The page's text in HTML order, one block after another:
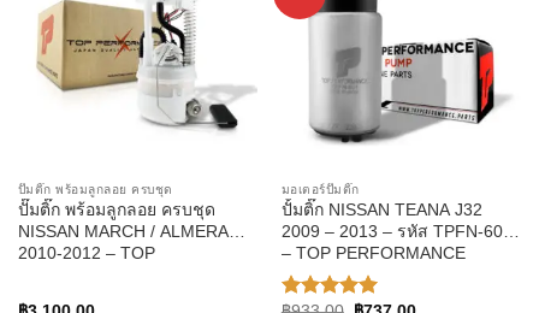
ปั๊มติ๊ก พร้อมลูกลอย ครบชุด
ปั๊มติ๊ก พร้อมลูกลอย ครบชุด
NISSAN MARCH / ALMERA
2010-2012 – TOP
มอเตอร์ปั๊มติ๊ก
ปั้มติ๊ก NISSAN TEANA J32
2009 – 2013 – รหัส TPFN-601
– TOP PERFORMANCE
JAPAN